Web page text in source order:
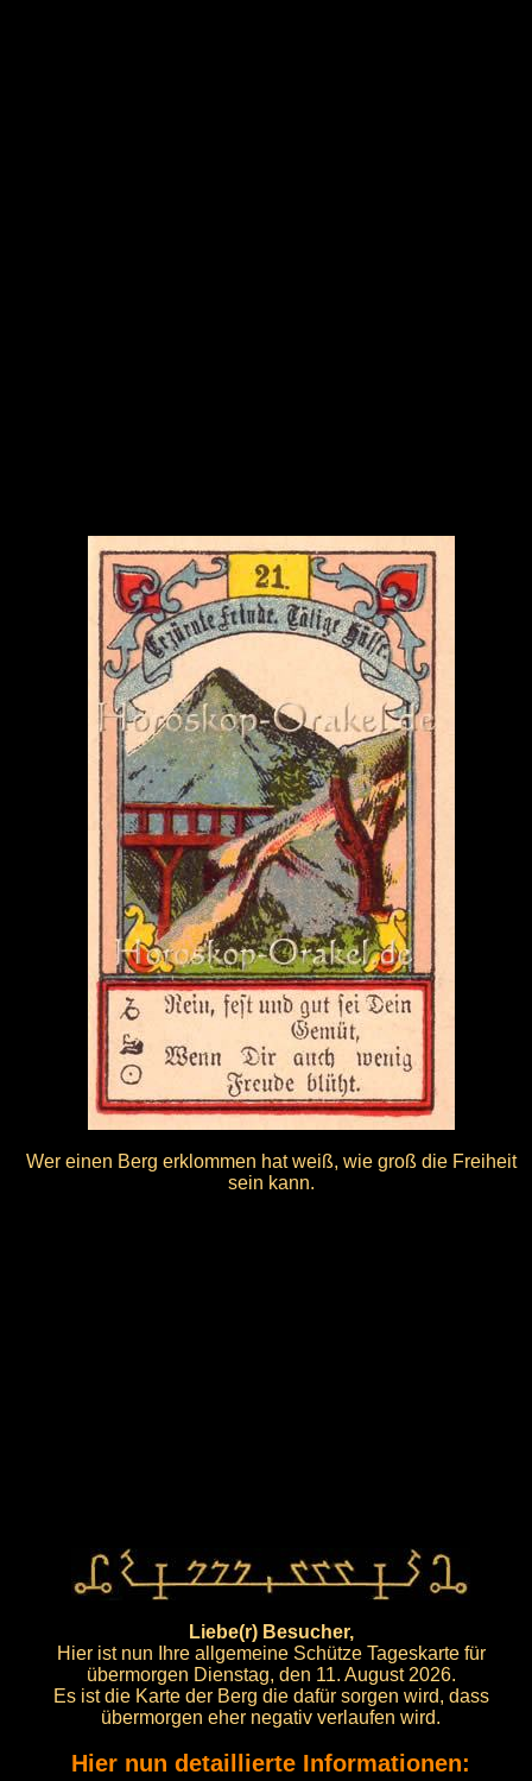
Wer einen Berg erklommen hat weiß, wie groß die Freiheit
sein kann.
Liebe(r) Besucher,
Hier ist nun Ihre allgemeine Schütze Tageskarte für
übermorgen Dienstag, den 11. August 2026.
Es ist die Karte der Berg die dafür sorgen wird, dass
übermorgen eher negativ verlaufen wird.
Hier nun detaillierte Informationen: